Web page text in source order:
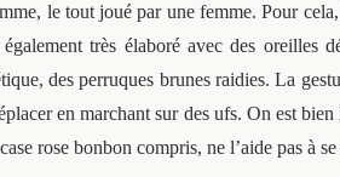
le tout joué par une femme. Pour
très élaboré avec des oreilles
des perruques brunes raidies. La
en marchant sur des ufs. On est
rose bonbon compris, ne l’aide pas à